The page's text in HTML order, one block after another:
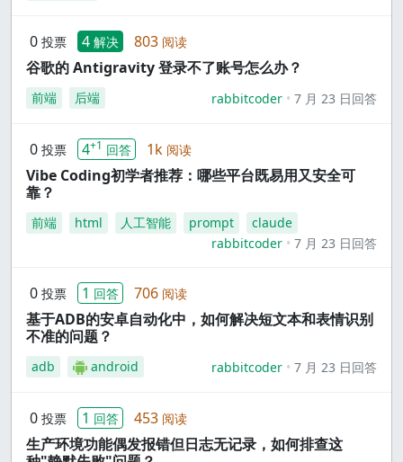
0 投票 4 解决 803 阅读
谷歌的 Antigravity 登录不了账号怎么办？
前端 后端 rabbitcoder 7 月 23 日回答
0 投票 4+1 回答 1k 阅读
Vibe Coding初学者推荐：哪些平台既易用又安全可
靠？
前端 html 人工智能 prompt
claude
rabbitcoder
7 月 23 日回答
0 投票 1 回答 706 阅读
基于ADB的安卓自动化中，如何解决短文本和表情识别
不准的问题？
adb android rabbitcoder 7 月 23 日回答
0 投票 1 回答 453 阅读
生产环境功能偶发报错但日志无记录，如何排查这